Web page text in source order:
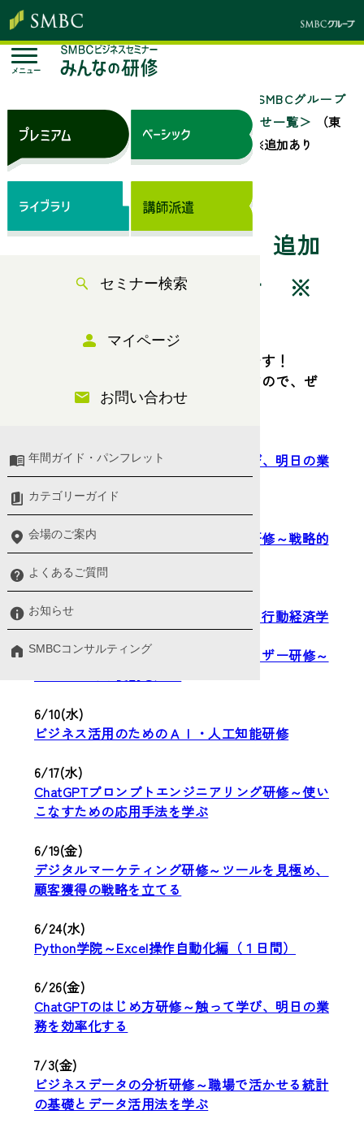
メニュー
セミナー検索
マイページ
お問い合わせ
年間ガイド・パンフレット
カテゴリーガイド
会場のご案内
よくあるご質問
お知らせ
SMBCコンサルティング
SMBCビジネスセミナー みんなの研修 - SMBCグループ
が提供する人材育成・社員研修
お知らせ一覧
（東
京）６月～７月 追加セミナーのお知らせ ※追加あり
2026/06/26
（東京）６月～７月 追加
セミナーのお知らせ ※
追加あり
年間ガイド未掲載の新規セミナーです！
定員となり次第締め切りとなりますので、ぜ
ひお早めにお申込ください。
ChatGPTのはじめ方研修～触って学び、明日の業
務を効率化する
6/3(水)
（半日研修）ＳＮＳマーケティング研修～戦略的
な運用で顧客価値を高める
6/8(月)
（製造業向け）ルール順守徹底研修～行動経済学
を活用しルール定着を図る
（コールセンター向け）スーパーバイザー研修～
6/10(水)
ビジネス活用のためのＡＩ・人工知能研修
6/17(水)
ChatGPTプロンプトエンジニアリング研修～使い
こなすための応用手法を学ぶ
6/19(金)
デジタルマーケティング研修～ツールを見極め、
顧客獲得の戦略を立てる
6/24(水)
Python学院～Excel操作自動化編（１日間）
6/26(金)
ChatGPTのはじめ方研修～触って学び、明日の業
務を効率化する
7/3(金)
ビジネスデータの分析研修～職場で活かせる統計
の基礎とデータ活用法を学ぶ